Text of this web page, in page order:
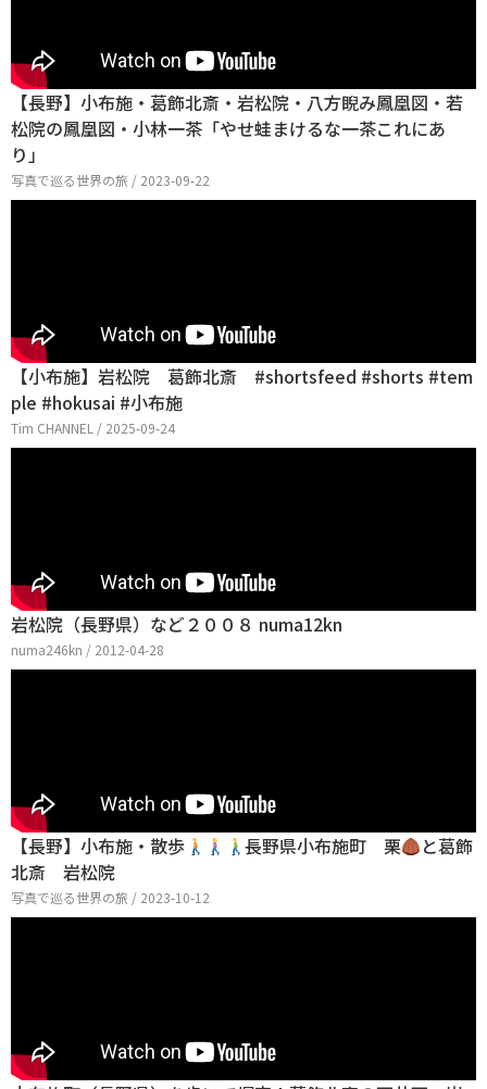
【長野】小布施・葛飾北斎・岩松院・八方睨み鳳凰図・若
松院の鳳凰図・小林一茶「やせ蛙まけるな一茶これにあ
り」
写真で巡る世界の旅 / 2023-09-22
【小布施】岩松院 葛飾北斎 #shortsfeed #shorts #tem
ple #hokusai #小布施
Tim CHANNEL / 2025-09-24
岩松院（長野県）など２００８ numa12kn
numa246kn / 2012-04-28
【長野】小布施・散歩 長野県小布施町 栗
と葛飾
北斎 岩松院
写真で巡る世界の旅 / 2023-10-12